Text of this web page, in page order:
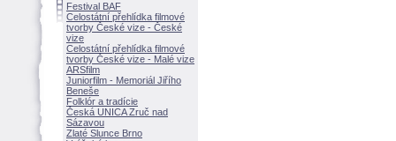
Festival BAF
Celostátní přehlídka filmové
tvorby České vize - České
vize
Celostátní přehlídka filmové
tvorby České vize - Malé vize
ARSfilm
Juniorfilm - Memoriál Jiřího
Beneše
Folklór a tradície
Česká UNICA Zruč nad
Sázavou
Zlaté Slunce Brno